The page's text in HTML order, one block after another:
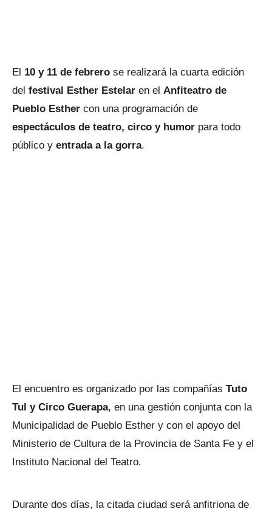
El 10 y 11 de febrero se realizará la cuarta edición
del festival Esther Estelar en el Anfiteatro de
Pueblo Esther con una programación de
espectáculos de teatro, circo y humor para todo
público y entrada a la gorra.
El encuentro es organizado por las compañías Tuto
Tul y Circo Guerapa, en una gestión conjunta con la
Municipalidad de Pueblo Esther y con el apoyo del
Ministerio de Cultura de la Provincia de Santa Fe y el
Instituto Nacional del Teatro.
Durante dos días, la citada ciudad será anfitriona de